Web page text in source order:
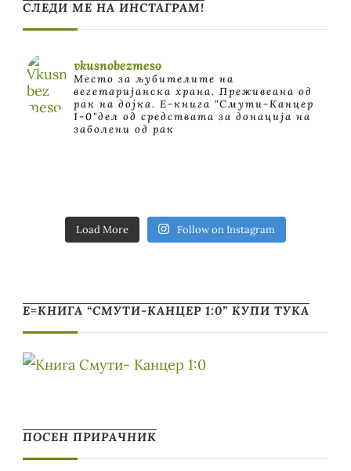
СЛЕДИ МЕ НА ИНСТАГРАМ!
vkusnobezmeso
Место за љубителите на
вегетаријанска храна. Преживеана од
рак на дојка. E-книга "Смути-Канцер
1-0"дел од средствата за донација на
заболени од рак
Load More Follow on Instagram
Е=КНИГА “СМУТИ-КАНЦЕР 1:0” КУПИ ТУКА
ПОСЕН ПРИРАЧНИК